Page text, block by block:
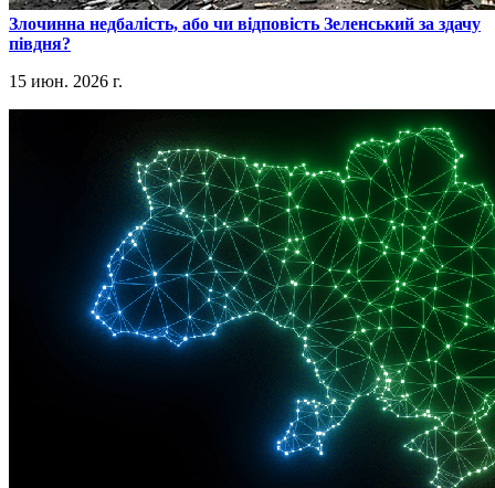
​Злочинна недбалість, або чи відповість Зеленський за здачу
півдня?
15 июн. 2026 г.